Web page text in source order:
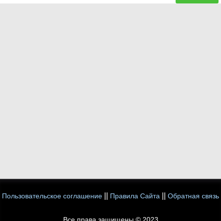
Пользовательское соглашение Правила Сайта Обратная связь